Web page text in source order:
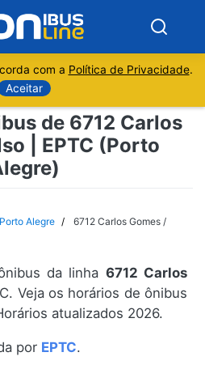
com a Política de Privacidade.
Aceitar
de 6712 Carlos
| EPTC (Porto
Porto Alegre
6712 Carlos Gomes /
da linha 6712 Carlos
Veja os horários de ônibus
atualizados 2026.
por EPTC.